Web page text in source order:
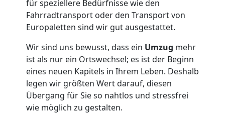
für speziellere Bedürfnisse wie den
Fahrradtransport oder den Transport von
Europaletten sind wir gut ausgestattet.
Wir sind uns bewusst, dass ein Umzug mehr
ist als nur ein Ortswechsel; es ist der Beginn
eines neuen Kapitels in Ihrem Leben. Deshalb
legen wir größten Wert darauf, diesen
Übergang für Sie so nahtlos und stressfrei
wie möglich zu gestalten.
LKW
Wiener
Neustadt